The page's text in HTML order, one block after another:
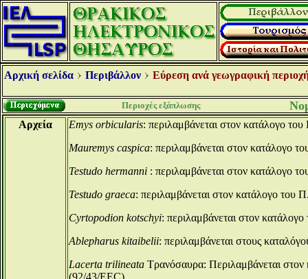
Αρχική σελίδα Περιβάλλον Εύρεση ανά γεωγραφική
Περιοχές εξάπλωσης
Αρχεία Emys orbicularis: περιλαμβάνεται στον κατάλογο
Μauremys caspica: περιλαμβάνεται στον κατάλογο
Testudo hermanni : περιλαμβάνεται στον κατάλογο
Testudo graeca: περιλαμβάνεται στον κατάλογο
Cyrtopodion kotschyi: περιλαμβάνεται στον
Ablepharus kitaibelii: περιλαμβάνεται στους
Lacerta trilineata Τρανόσαυρα: Περιλαμβάνεται
(92/43/EEC).